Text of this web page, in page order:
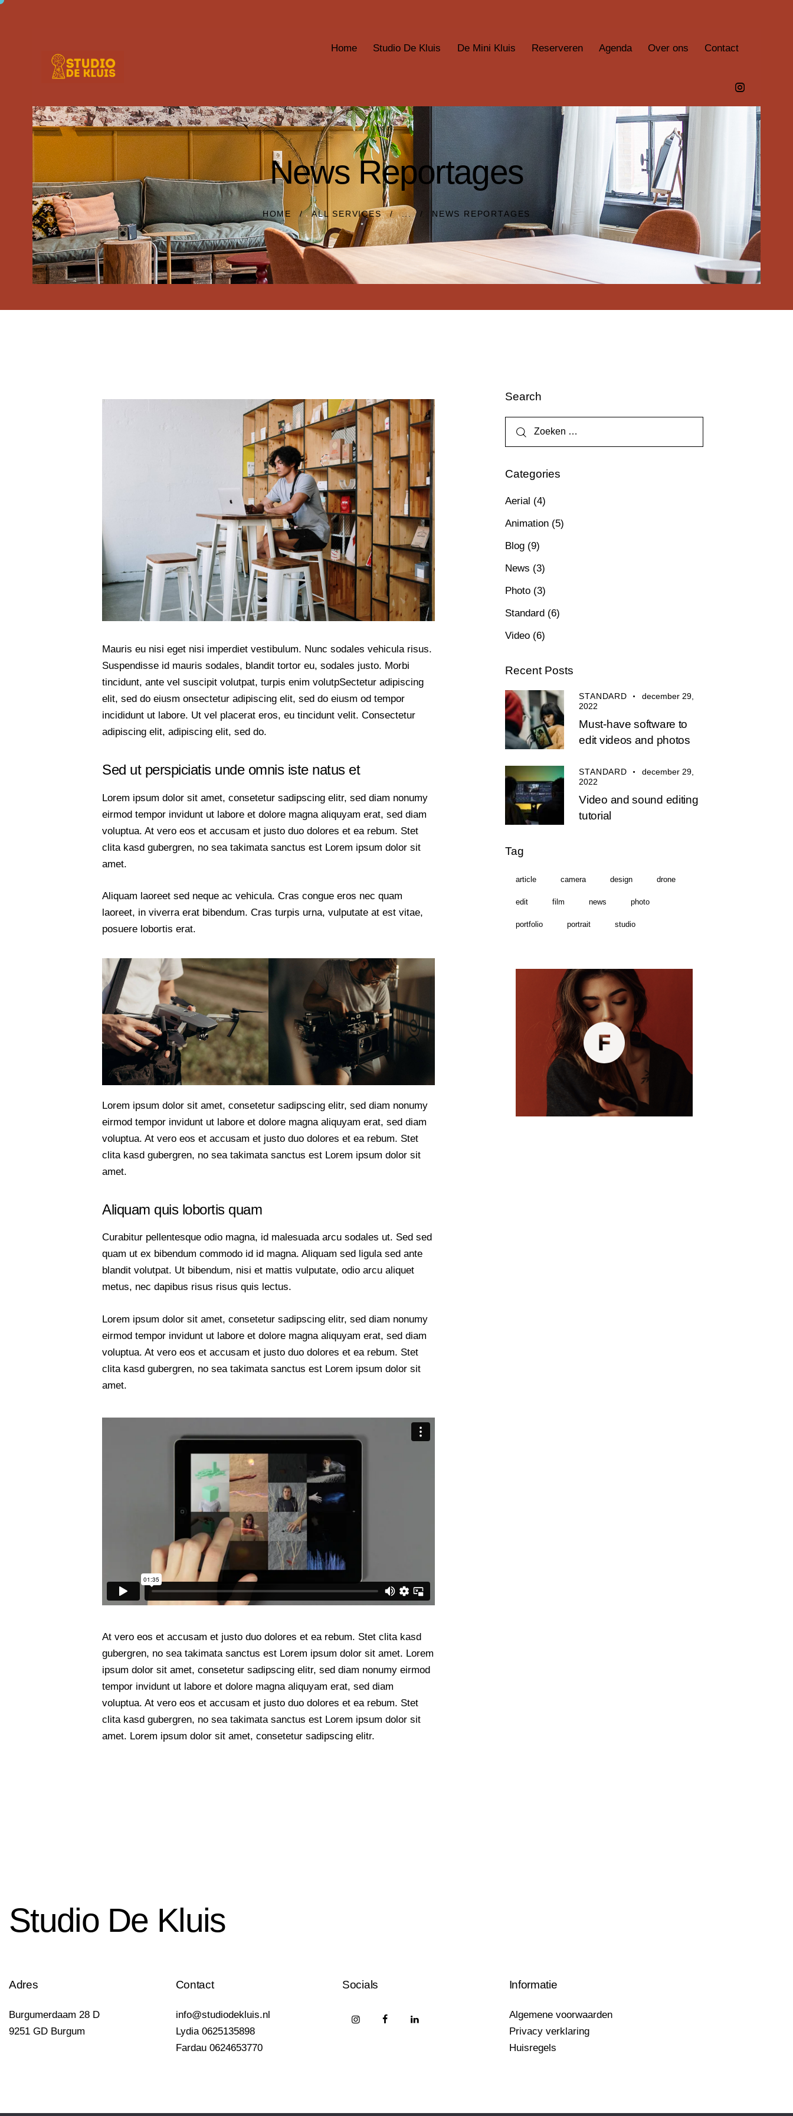
Home Studio De Kluis De Mini Kluis Reserveren Agenda Over ons Contact
News Reportages
HOME ALL SERVICES ... NEWS REPORTAGES
Mauris eu nisi eget nisi imperdiet vestibulum. Nunc sodales vehicula risus.
Suspendisse id mauris sodales, blandit tortor eu, sodales justo. Morbi
tincidunt, ante vel suscipit volutpat, turpis enim volutpSectetur adipiscing
elit, sed do eiusm onsectetur adipiscing elit, sed do eiusm od tempor
incididunt ut labore. Ut vel placerat eros, eu tincidunt velit. Consectetur
adipiscing elit, adipiscing elit, sed do.
Sed ut perspiciatis unde omnis iste natus et
Lorem ipsum dolor sit amet, consetetur sadipscing elitr, sed diam nonumy
eirmod tempor invidunt ut labore et dolore magna aliquyam erat, sed diam
voluptua. At vero eos et accusam et justo duo dolores et ea rebum. Stet
clita kasd gubergren, no sea takimata sanctus est Lorem ipsum dolor sit
amet.
Aliquam laoreet sed neque ac vehicula. Cras congue eros nec quam
laoreet, in viverra erat bibendum. Cras turpis urna, vulputate at est vitae,
posuere lobortis erat.
Lorem ipsum dolor sit amet, consetetur sadipscing elitr, sed diam nonumy
eirmod tempor invidunt ut labore et dolore magna aliquyam erat, sed diam
voluptua. At vero eos et accusam et justo duo dolores et ea rebum. Stet
clita kasd gubergren, no sea takimata sanctus est Lorem ipsum dolor sit
amet.
Aliquam quis lobortis quam
Curabitur pellentesque odio magna, id malesuada arcu sodales ut. Sed sed
quam ut ex bibendum commodo id id magna. Aliquam sed ligula sed ante
blandit volutpat. Ut bibendum, nisi et mattis vulputate, odio arcu aliquet
metus, nec dapibus risus risus quis lectus.
Lorem ipsum dolor sit amet, consetetur sadipscing elitr, sed diam nonumy
eirmod tempor invidunt ut labore et dolore magna aliquyam erat, sed diam
voluptua. At vero eos et accusam et justo duo dolores et ea rebum. Stet
clita kasd gubergren, no sea takimata sanctus est Lorem ipsum dolor sit
amet.
At vero eos et accusam et justo duo dolores et ea rebum. Stet clita kasd
gubergren, no sea takimata sanctus est Lorem ipsum dolor sit amet. Lorem
ipsum dolor sit amet, consetetur sadipscing elitr, sed diam nonumy eirmod
tempor invidunt ut labore et dolore magna aliquyam erat, sed diam
voluptua. At vero eos et accusam et justo duo dolores et ea rebum. Stet
clita kasd gubergren, no sea takimata sanctus est Lorem ipsum dolor sit
amet. Lorem ipsum dolor sit amet, consetetur sadipscing elitr.
Search
Categories
Aerial (4)
Animation (5)
Blog (9)
News (3)
Photo (3)
Standard (6)
Video (6)
Recent Posts
STANDARD
december 29,
2022
Must-have software to
edit videos and photos
STANDARD
december 29,
2022
Video and sound editing
tutorial
Tag
article camera design drone
edit film news photo
portfolio portrait studio
Studio De Kluis
Adres
Burgumerdaam 28 D
9251 GD Burgum
Contact
info@studiodekluis.nl
Lydia 0625135898
Fardau 0624653770
Socials Informatie
Algemene voorwaarden
Privacy verklaring
Huisregels